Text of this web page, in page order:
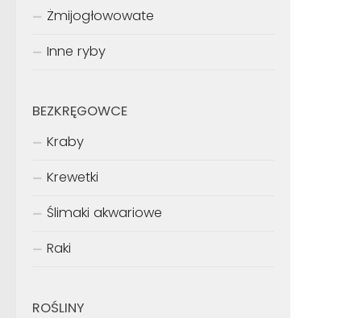
Żmijogłowowate
Inne ryby
BEZKRĘGOWCE
Kraby
Krewetki
Ślimaki akwariowe
Raki
ROŚLINY